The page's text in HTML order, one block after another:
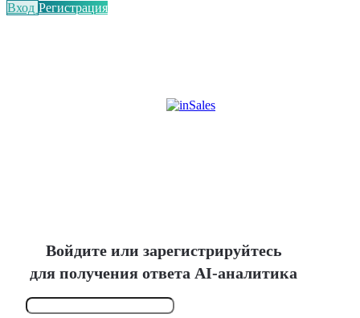
Вход Регистрация
Войдите или зарегистрируйтесь
для получения ответа AI-аналитика